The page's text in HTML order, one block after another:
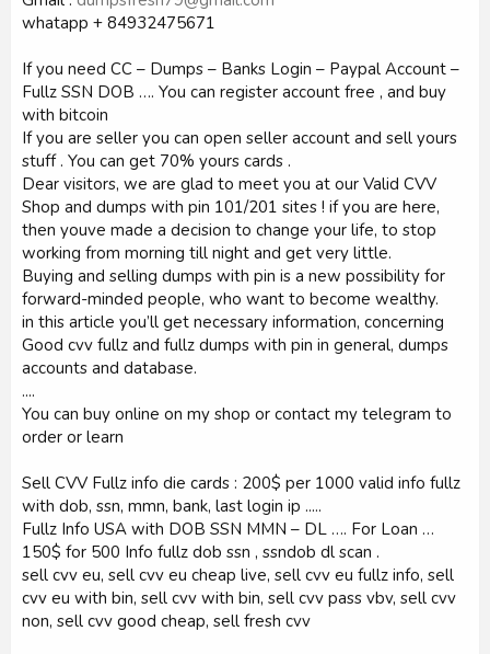
whatapp + 84932475671
If you need CC – Dumps – Banks Login – Paypal Account –
Fullz SSN DOB …. You can register account free , and buy
with bitcoin
If you are seller you can open seller account and sell yours
stuff . You can get 70% yours cards .
Dear visitors, we are glad to meet you at our Valid CVV
Shop and dumps with pin 101/201 sites ! if you are here,
then youve made a decision to change your life, to stop
working from morning till night and get very little.
Buying and selling dumps with pin is a new possibility for
forward-minded people, who want to become wealthy.
in this article you’ll get necessary information, concerning
Good cvv fullz and fullz dumps with pin in general, dumps
accounts and database.
....
You can buy online on my shop or contact my telegram to
order or learn
Sell CVV Fullz info die cards : 200$ per 1000 valid info fullz
with dob, ssn, mmn, bank, last login ip .....
Fullz Info USA with DOB SSN MMN – DL …. For Loan …
150$ for 500 Info fullz dob ssn , ssndob dl scan .
sell cvv eu, sell cvv eu cheap live, sell cvv eu fullz info, sell
cvv eu with bin, sell cvv with bin, sell cvv pass vbv, sell cvv
non, sell cvv good cheap, sell fresh cvv